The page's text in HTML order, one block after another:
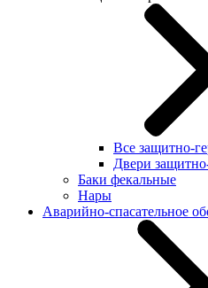
Все защитно-
Двери
Баки фекальные
Нары
Аварийно-спасательное